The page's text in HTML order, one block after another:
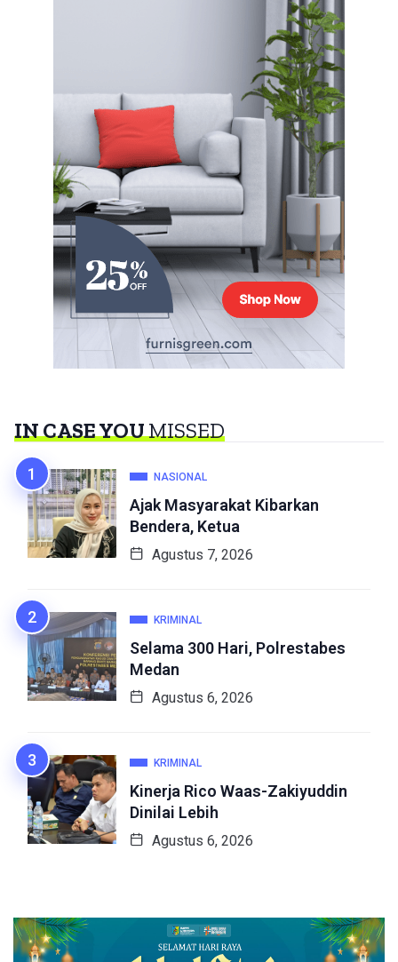
IN CASE YOUMISSED
NASIONAL
Ajak Masyarakat Kibarkan
Bendera, Ketua
Agustus 7, 2026
KRIMINAL
Selama 300 Hari, Polrestabes
Medan
Agustus 6, 2026
KRIMINAL
Kinerja Rico Waas-Zakiyuddin
Dinilai Lebih
Agustus 6, 2026